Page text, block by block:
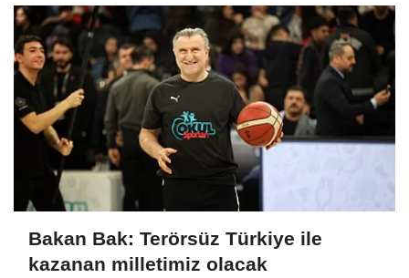
Bakan Bak: Terörsüz Türkiye ile
kazanan milletimiz olacak